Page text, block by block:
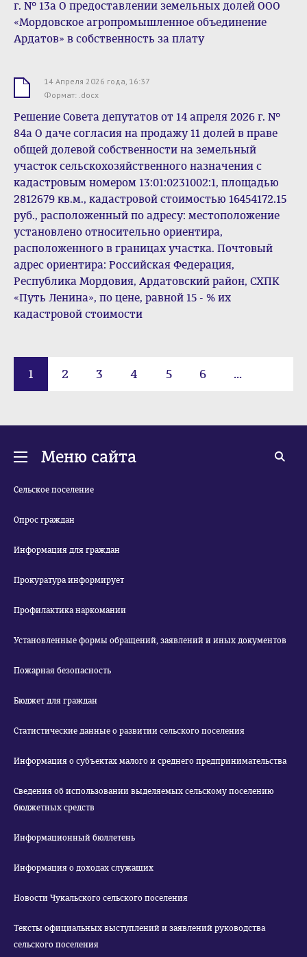
г. № 13а О предоставлении земельных долей ООО
«Мордовское агропромышленное объединение
Ардатов» в собственность за плату
14 Апреля 2026 года, 16:37
Формат: .docx
Решение Совета депутатов от 14 апреля 2026 г. №
84а О даче согласия на продажу 11 долей в праве
общей долевой собственности на земельный
участок сельскохозяйственного назначения с
кадастровым номером 13:01:0231002:1, площадью
2812679 кв.м., кадастровой стоимостью 16454172.15
руб., расположенный по адресу: местоположение
установлено относительно ориентира,
расположенного в границах участка. Почтовый
адрес ориентира: Российская Федерация,
Республика Мордовия, Ардатовский район, СХПК
«Путь Ленина», по цене, равной 15 - % их
кадастровой стоимости
1 2 3 4 5 6 ...
Меню сайта
Сельское поселение
Опрос граждан
Информация для граждан
Прокуратура информирует
Профилактика наркомании
Установленные формы обращений, заявлений и иных документов
Пожарная безопасность
Бюджет для граждан
Статистические данные о развитии сельского поселения
Информация о субъектах малого и среднего предпринимательства
Сведения об использовании выделяемых сельскому поселению
бюджетных средств
Информационный бюллетень
Информация о доходах служащих
Новости Чукальского сельского поселения
Тексты официальных выступлений и заявлений руководства
сельского поселения